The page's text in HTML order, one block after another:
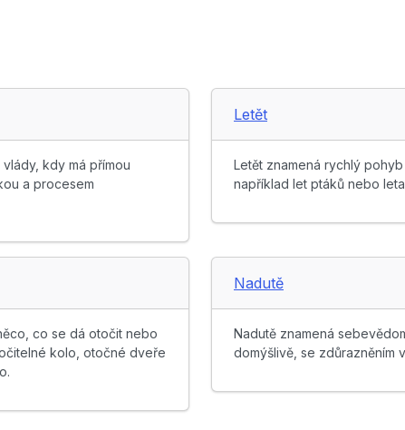
kdy má přímou
a procesem
Letět
Letět znamená rychlý
například let ptáků nebo
co se dá otočit nebo
kolo, otočné dveře
Nadutě
Nadutě znamená
domýšlivě, se zdůrazněním